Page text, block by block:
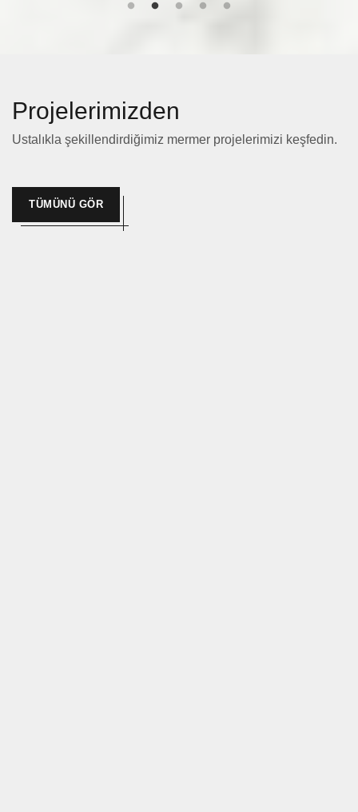
Projelerimizden
Ustalıkla şekillendirdiğimiz mermer projelerimizi keşfedin.
TÜMÜNÜ GÖR